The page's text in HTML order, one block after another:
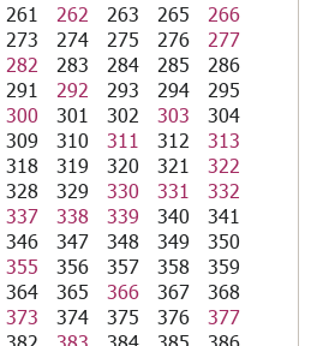
261 262 263 265
266
273 274 275 276
277
282 283 284 285
286
291 292 293 294
295
300 301 302 303
304
309 310 311 312
313
318 319 320 321
322
328 329 330 331
332
337 338 339 340
341
346 347 348 349
350
355 356 357 358
359
364 365 366 367
368
373 374 375 376
377